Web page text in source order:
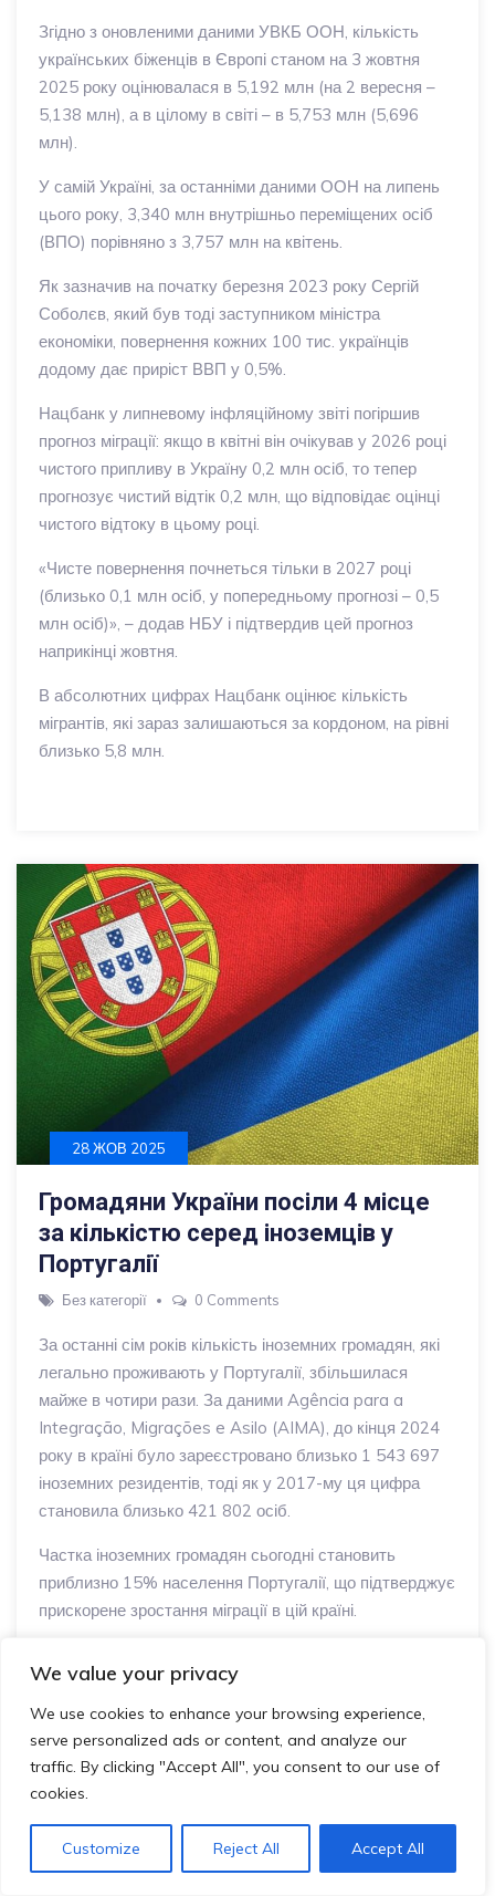
We value your privacy
We use cookies to enhance your browsing experience,
serve personalized ads or content, and analyze our
traffic. By clicking "Accept All", you consent to our use of
cookies.
Customize Reject All Accept All
Згідно з оновленими даними УВКБ ООН, кількість
українських біженців в Європі станом на 3 жовтня
2025 року оцінювалася в 5,192 млн (на 2 вересня –
5,138 млн), а в цілому в світі – в 5,753 млн (5,696
млн).
У самій Україні, за останніми даними ООН на липень
цього року, 3,340 млн внутрішньо переміщених осіб
(ВПО) порівняно з 3,757 млн на квітень.
Як зазначив на початку березня 2023 року Сергій
Соболєв, який був тоді заступником міністра
економіки, повернення кожних 100 тис. українців
додому дає приріст ВВП у 0,5%.
Нацбанк у липневому інфляційному звіті погіршив
прогноз міграції: якщо в квітні він очікував у 2026 році
чистого припливу в Україну 0,2 млн осіб, то тепер
прогнозує чистий відтік 0,2 млн, що відповідає оцінці
чистого відтоку в цьому році.
«Чисте повернення почнеться тільки в 2027 році
(близько 0,1 млн осіб, у попередньому прогнозі – 0,5
млн осіб)», – додав НБУ і підтвердив цей прогноз
наприкінці жовтня.
В абсолютних цифрах Нацбанк оцінює кількість
мігрантів, які зараз залишаються за кордоном, на рівні
близько 5,8 млн.
28 ЖОВ 2025
Громадяни України посіли 4 місце
за кількістю серед іноземців у
Португалії
Без категорії 0 Comments
За останні сім років кількість іноземних громадян, які
легально проживають у Португалії, збільшилася
майже в чотири рази. За даними Agência para a
Integração, Migrações e Asilo (AIMA), до кінця 2024
року в країні було зареєстровано близько 1 543 697
іноземних резидентів, тоді як у 2017-му ця цифра
становила близько 421 802 осіб.
Частка іноземних громадян сьогодні становить
приблизно 15% населення Португалії, що підтверджує
прискорене зростання міграції в цій країні.
більшість становлять: громадяни Бразилії — близько
31,4%, Індії — близько 7,4%, Анголи — приблизно
6,9%, України — близько 5,9%. Більшість мігрантів —
особи працездатного віку: 77% у віці від 18 до 44
років, а частка чоловіків становить 56,1%. Однак
прямої офіційної розбивки на ці національності у
відкритих джерелах не знайдено — ці дані
потребують додаткової верифікації.